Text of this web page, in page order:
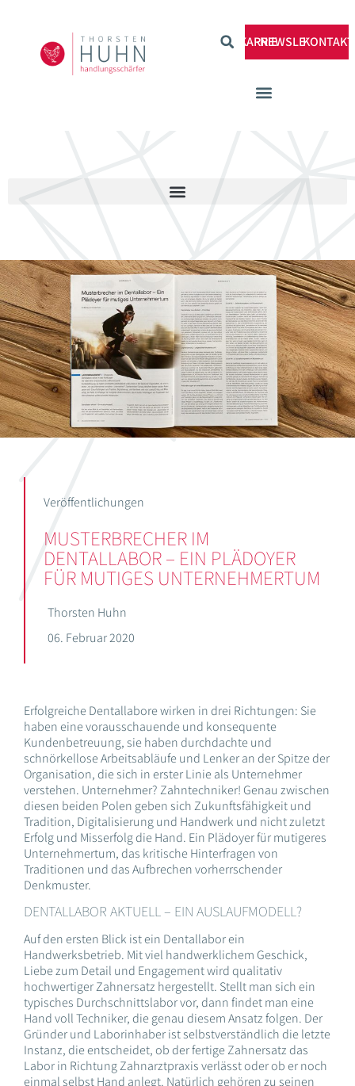
KARRIERE
NEWSLETTER
KONTAKT
Veröffentlichungen
MUSTERBRECHER IM
DENTALLABOR – EIN PLÄDOYER
FÜR MUTIGES UNTERNEHMERTUM
Thorsten Huhn
06. Februar 2020
Erfolgreiche Dentallabore wirken in drei Richtungen: Sie
haben eine vorausschauende und konsequente
Kundenbetreuung, sie haben durchdachte und
schnörkellose Arbeitsabläufe und Lenker an der Spitze der
Organisation, die sich in erster Linie als Unternehmer
verstehen. Unternehmer? Zahntechniker! Genau zwischen
diesen beiden Polen geben sich Zukunftsfähigkeit und
Tradition, Digitalisierung und Handwerk und nicht zuletzt
Erfolg und Misserfolg die Hand. Ein Plädoyer für mutigeres
Unternehmertum, das kritische Hinterfragen von
Traditionen und das Aufbrechen vorherrschender
Denkmuster.
DENTALLABOR AKTUELL – EIN AUSLAUFMODELL?
Auf den ersten Blick ist ein Dentallabor ein
Handwerksbetrieb. Mit viel handwerklichem Geschick,
Liebe zum Detail und Engagement wird qualitativ
hochwertiger Zahnersatz hergestellt. Stellt man sich ein
typisches Durchschnittslabor vor, dann findet man eine
Hand voll Techniker, die genau diesem Ansatz folgen. Der
Gründer und Laborinhaber ist selbstverständlich die letzte
Instanz, die entscheidet, ob der fertige Zahnersatz das
Labor in Richtung Zahnarztpraxis verlässt oder ob er noch
einmal selbst Hand anlegt. Natürlich gehören zu seinen